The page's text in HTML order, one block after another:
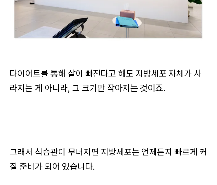
다이어트를 통해 살이 빠진다고 해도 지방세포 자체가 사
라지는 게 아니라, 그 크기만 작아지는 것이죠.
그래서 식습관이 무너지면 지방세포는 언제든지 빠르게 커
질 준비가 되어 있습니다.